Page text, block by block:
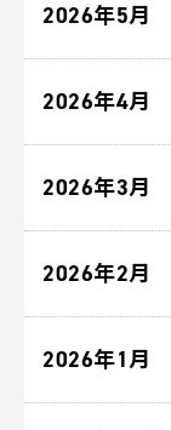
2026年5月
2026年4月
2026年3月
2026年2月
2026年1月